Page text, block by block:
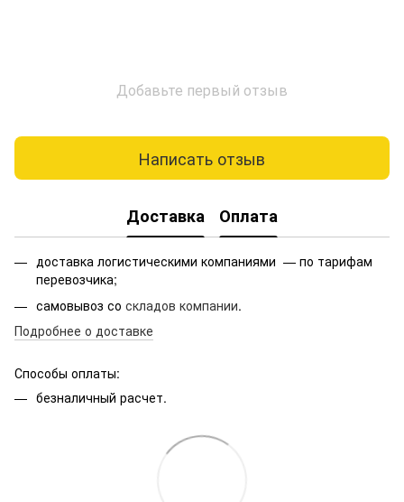
Добавьте первый отзыв
Написать отзыв
Доставка Оплата
доставка логистическими компаниями — по тарифам
перевозчика;
самовывоз со складов компании.
Подробнее о доставке
Способы оплаты:
безналичный расчет.